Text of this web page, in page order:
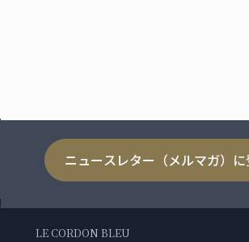
ニュースレター（メルマガ）
LE CORDON BLEU